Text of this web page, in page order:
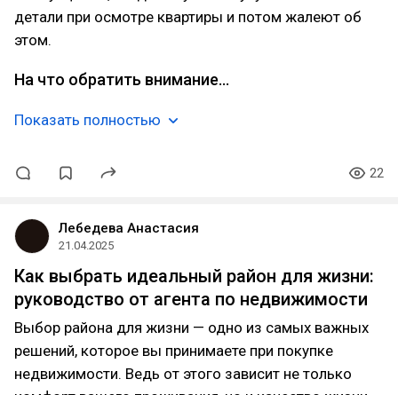
детали при осмотре квартиры и потом жалеют об
этом.
На что обратить внимание…
Показать полностью
22
Лебедева Анастасия
21.04.2025
Как выбрать идеальный район для жизни:
руководство от агента по недвижимости
Выбор района для жизни — одно из самых важных
решений, которое вы принимаете при покупке
недвижимости. Ведь от этого зависит не только